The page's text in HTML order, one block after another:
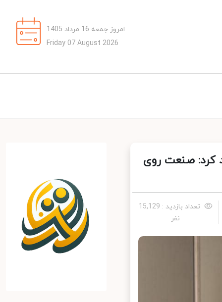
امروز جمعه 16 مرداد 1405
Friday 07 August 2026
صنعت روی
تعداد بازدید : 15,129
نفر